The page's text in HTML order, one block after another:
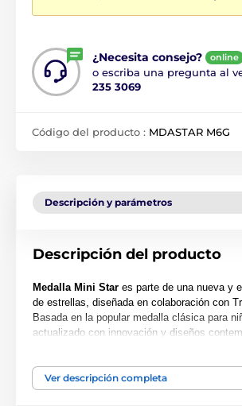
¿Necesita consejo? online
o escriba una pregunta al
235 3069
Código del producto : MDASTAR M6G
Descripción y parámetros
Descripción del producto
Medalla Mini Star es parte de una nueva y
de estrellas, diseñada en colaboración con
Basada en la popular medalla clásica para
actualizado con innovación y diseños
Cortada en una forma especial, esta medalla
Ver descripción completa